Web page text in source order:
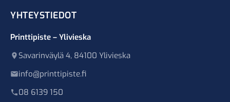
YHTEYSTIEDOT
Printtipiste – Ylivieska
Savarinväylä 4, 84100 Ylivieska
info@printtipiste.fi
08 6139 150